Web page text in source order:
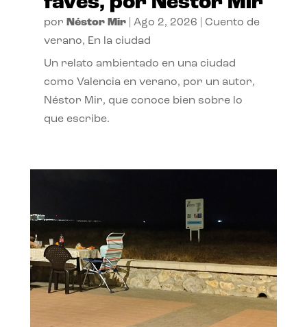
por Néstor Mir| Ago 2, 2026
Cuento de
verano, En la ciudad
Un relato ambientado en una ciudad
como Valencia en verano, por un autor,
Néstor Mir, que conoce bien sobre lo
que escribe.